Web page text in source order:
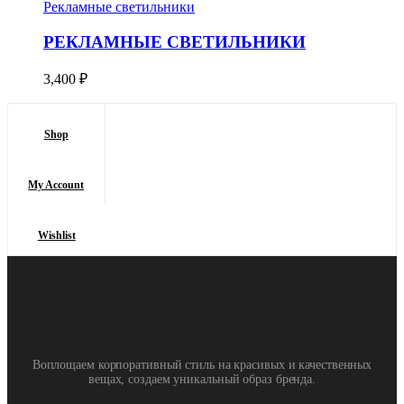
Рекламные светильники
РЕКЛАМНЫЕ СВЕТИЛЬНИКИ
3,400 ₽
Shop
My Account
Wishlist
Воплощаем корпоративный стиль на красивых и качественных
вещах, создаем уникальный образ бренда.